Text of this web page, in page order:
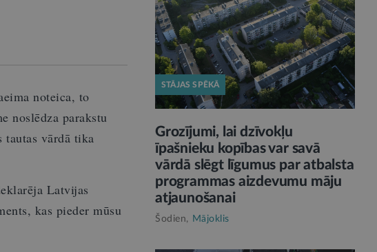
noteica, to
noslēdza parakstu
tautas vārdā tika
Latvijas
kas pieder mūsu
STĀJAS SPĒKĀ
Grozījumi, lai dzīvokļu
īpašnieku kopības var savā
vārdā slēgt līgumus par atbalsta
programmas aizdevumu māju
atjaunošanai
Šodien, Mājoklis